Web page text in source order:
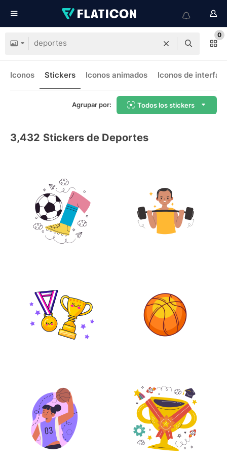
0
Iconos Stickers Iconos animados Iconos de interfaz
Agrupar por: Todos los stickers
3,432 Stickers de Deportes